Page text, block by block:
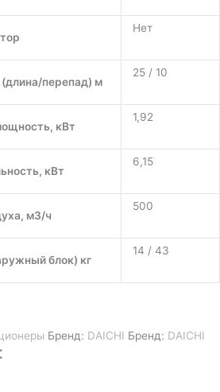
Нет
перепад) м
25 / 10
кВт
1,92
кВт
6,15
м3/ч
500
блок) кг
14 / 43
Бренд: DAICHI Бренд: DAICHI